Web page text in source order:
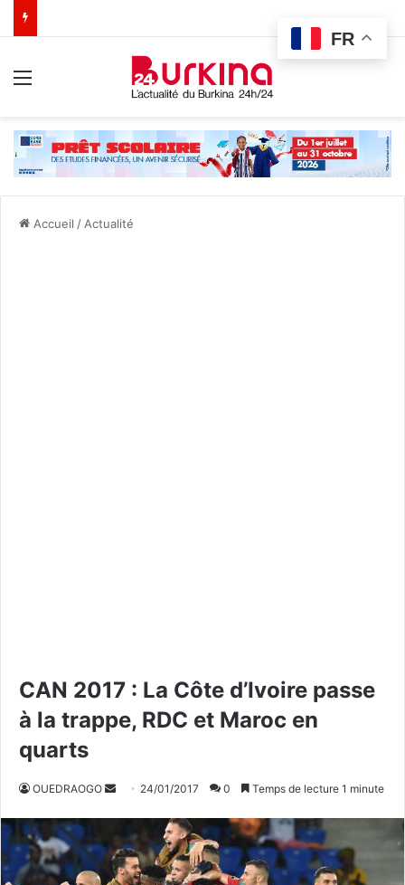
Accueil / Actualité
CAN 2017 : La Côte d’Ivoire passe
à la trappe, RDC et Maroc en
quarts
OUEDRAOGO
o
y
24/01/2017 0 Temps de lecture 1 minute
FR